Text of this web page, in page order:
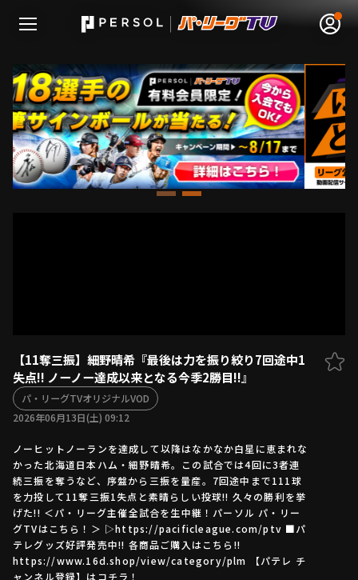
無料アカウント登録 ログイン
HOME
ファーム東地区
ファーム中地区
ファーム西地区
交流戦
選手名鑑
選手名鑑トップ
北海道日本ハムファイターズ
東北楽天ゴールデンイーグルス
埼玉西武ライオンズ
千葉ロッテマリーンズ
オリックス・バファローズ
福岡ソフトバンクホークス
ニュース
設定
【11奪三振】細野晴希『最後は力を振り絞り7回途中1
失点!! ノーノー達成以来となる今季2勝目!!』
パ・リーグTVオリジナルVOD
2026年06月13日(土) 09:12
ノーヒットノーランを達成して以降はなかなか白星に恵まれな
かった北海道日本ハム・細野晴希。この試合では4回に3者連
続三振を奪うなど、序盤から三振を量産。7回途中まで111球
を力投して11奪三振1失点と素晴らしい投球!! 久々の勝利を挙
げた!! ＜パ・リーグ主催全試合を生中継！パーソル パ・リー
グTVはこちら！＞ ▷https://pacificleague.com/ptv ■パ
テレグッズ好評発売中!! 各商品ご購入はこちら!!
https://www.16d.shop/view/category/plm 【パテレ チ
ャンネル登録】はコチラ！